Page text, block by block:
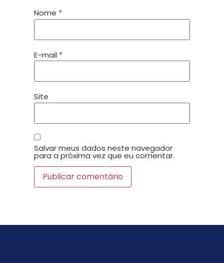
Nome *
E-mail *
Site
Salvar meus dados neste navegador
para a próxima vez que eu comentar.